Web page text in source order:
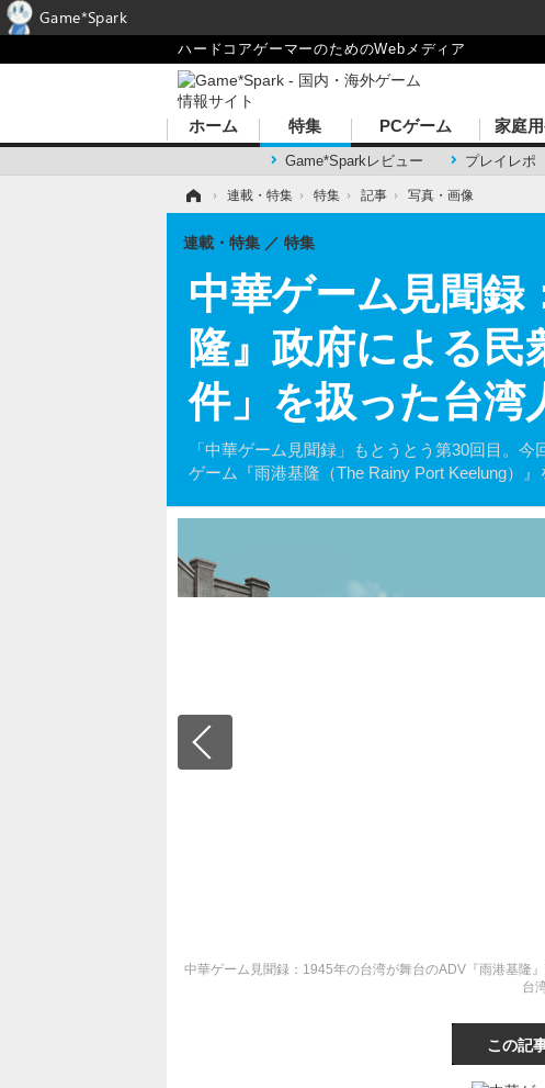
ハードコアゲーマーのためのWebメディア
ホーム 特集
Game*Sparkレビュー プレイレポ
PCゲーム 家庭
› 連載・特集 › 特集 › 記事 › 写真・画像
中華ゲーム見聞録
隆』政府による民
件」を扱った台湾
「中華ゲーム見聞録」もとうとう第30回目。
ゲーム『雨港基隆（The Rainy Port Keelung）』
連載・特集 特集
中華ゲーム見聞録：1945年の台湾が舞台のADV『雨港基隆
台
Game*Spark